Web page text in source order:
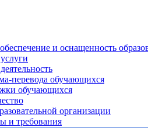
и оснащенность
перевода обучающихся
обучающихся
организации
и требования